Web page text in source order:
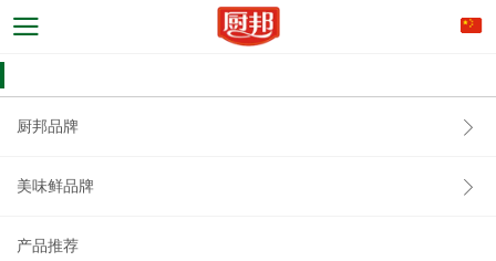
厨邦品牌
美味鲜品牌
产品推荐